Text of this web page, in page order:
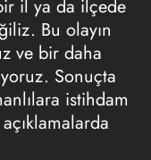
il ya da ilçede
Bu olayın
ve bir daha
Sonuçta
istihdam